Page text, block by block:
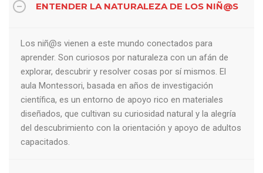
ENTENDER LA NATURALEZA DE LOS NIÑ@S
Los niñ@s vienen a este mundo conectados para
aprender. Son curiosos por naturaleza con un afán de
explorar, descubrir y resolver cosas por sí mismos. El
aula Montessori, basada en años de investigación
científica, es un entorno de apoyo rico en materiales
diseñados, que cultivan su curiosidad natural y la alegría
del descubrimiento con la orientación y apoyo de adultos
capacitados.